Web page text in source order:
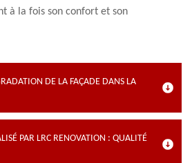
à la fois son confort et son
DE LA FAÇADE DANS LA
PAR LRC RENOVATION : QUALITÉ